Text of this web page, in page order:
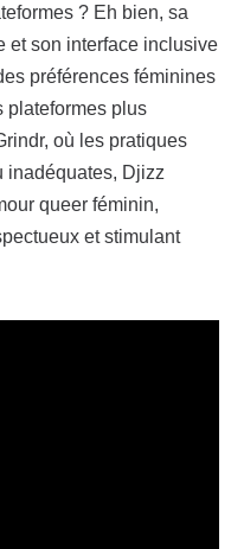
? Eh bien, sa
et son interface inclusive
préférences féminines
plateformes plus
où les pratiques
inadéquates, Djizz
queer féminin,
et stimulant